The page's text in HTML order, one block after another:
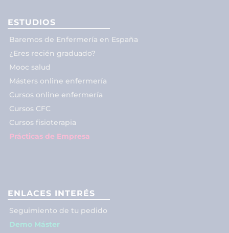
ESTUDIOS
Baremos de Enfermería en España
¿Eres recién graduado?
Mooc salud
Másters online enfermería
Cursos online enfermería
Cursos CFC
Cursos fisioterapia
Prácticas de Empresa
ENLACES INTERÉS
Seguimiento de tu pedido
Demo Máster